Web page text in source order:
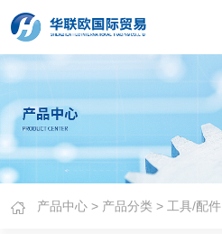
产品中心 > 产品分类 >工具/配件